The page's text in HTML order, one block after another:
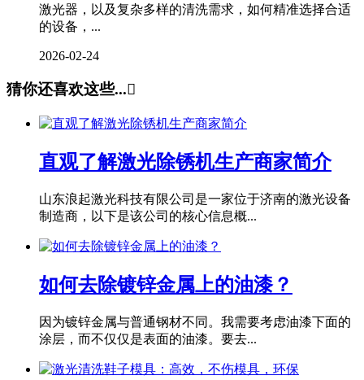
激光器，以及复杂多样的清洗需求，如何精准选择合适
的设备，...
2026-02-24
猜你还喜欢这些...
直观了解激光除锈机生产商家简介
山东浪起激光科技有限公司是一家位于济南的激光设备
制造商，以下是该公司的核心信息概...
如何去除镀锌金属上的油漆？
因为镀锌金属与普通钢材不同。我需要考虑油漆下面的
涂层，而不仅仅是表面的油漆。要去...